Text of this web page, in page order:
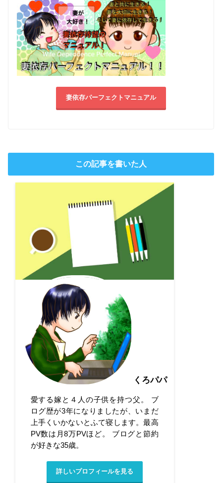
妻依存パーフェクトマニュアル
この記事を書いた人
くろパパ
愛する嫁と４人の子供を持つ父。 ブ
ログ歴が3年になりましたが、いまだ
上手くいかないとふて寝します。最高
PV数は月8万PVほど。 ブログと節約
が好きな35歳。
詳しいプロフィールを見る